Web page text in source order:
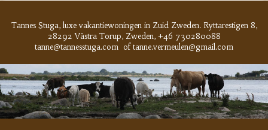
Tannes Stuga, luxe vakantiewoningen in Zuid Zweden. Ryttarestigen 8,
28292Västra Torup, Zweden, +46 730280088
tanne@tannesstuga.com of tanne.vermeulen@gmail.com